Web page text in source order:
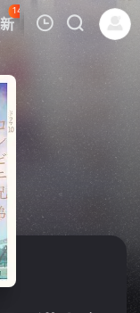
148
热榜 APP